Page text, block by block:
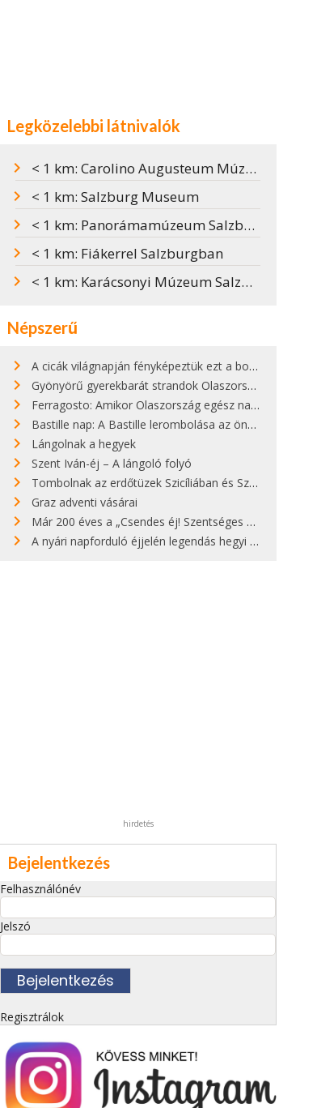
Legközelebbi látnivalók
< 1 km: Carolino Augusteum Múzeum
< 1 km: Salzburg Museum
< 1 km: Panorámamúzeum Salzburg óriás látképével
< 1 km: Fiákerrel Salzburgban
< 1 km: Karácsonyi Múzeum Salzburgban
Népszerű
A cicák világnapján fényképeztük ezt a bokor alatt hűsölő cicát Kisorosziban
Gyönyörű gyerekbarát strandok Olaszországban - megmutatjuk a 15 legjobbat
Ferragosto: Amikor Olaszország egész nap nyaral
Bastille nap: A Bastille lerombolása az önkényuralom végét jelentette
Lángolnak a hegyek
Szent Iván-éj – A lángoló folyó
Tombolnak az erdőtüzek Szicíliában és Szardínián
Graz adventi vásárai
Már 200 éves a „Csendes éj! Szentséges éj!”
A nyári napforduló éjjelén legendás hegyi tüzek világítják meg Zugspitzét
hirdetés
Bejelentkezés
Felhasználónév
Jelszó
Regisztrálok